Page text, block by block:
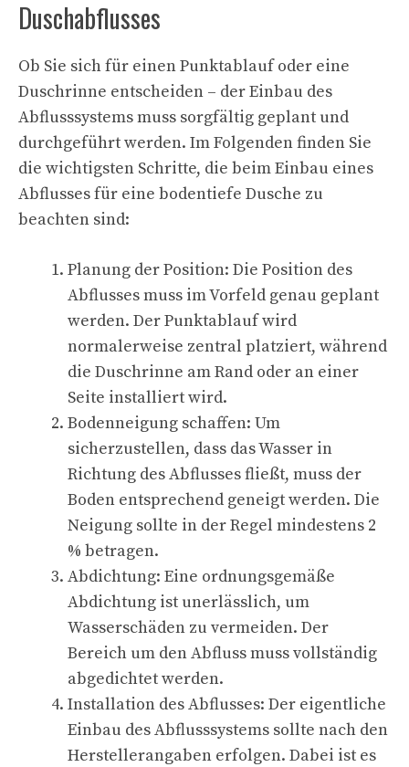
Duschabflusses
Ob Sie sich für einen Punktablauf oder eine
Duschrinne entscheiden – der Einbau des
Abflusssystems muss sorgfältig geplant und
durchgeführt werden. Im Folgenden finden Sie
die wichtigsten Schritte, die beim Einbau eines
Abflusses für eine bodentiefe Dusche zu
beachten sind:
Planung der Position: Die Position des
Abflusses muss im Vorfeld genau geplant
werden. Der Punktablauf wird
normalerweise zentral platziert, während
die Duschrinne am Rand oder an einer
Seite installiert wird.
Bodenneigung schaffen: Um
sicherzustellen, dass das Wasser in
Richtung des Abflusses fließt, muss der
Boden entsprechend geneigt werden. Die
Neigung sollte in der Regel mindestens 2
% betragen.
Abdichtung: Eine ordnungsgemäße
Abdichtung ist unerlässlich, um
Wasserschäden zu vermeiden. Der
Bereich um den Abfluss muss vollständig
abgedichtet werden.
Installation des Abflusses: Der eigentliche
Einbau des Abflusssystems sollte nach den
Herstellerangaben erfolgen. Dabei ist es